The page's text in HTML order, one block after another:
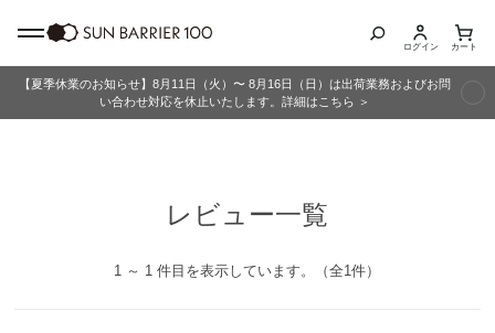
商品カテゴリ
ログイン カート
【夏季休業のお知らせ】8月11日（火）〜 8月16日（日）は出荷業務およびお問
い合わせ対応を休止いたします。詳細はこちら ＞
レビュー一覧
1 ～ 1 件目を表示しています。（全1件）